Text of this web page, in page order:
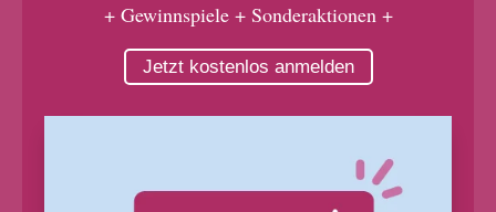
+ Gewinnspiele + Sonderaktionen +
Jetzt kostenlos anmelden